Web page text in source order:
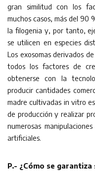
gran similitud con los
muchos casos, más del 90
la filogenia y, por tanto,
se utilicen en especies
Los exosomas derivados
todos los factores de
obtenerse con la
producir cantidades
madre cultivadas in vitro
de producción y realizar
numerosas
artificiales.
P.- ¿Cómo se